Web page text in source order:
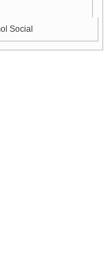
Social